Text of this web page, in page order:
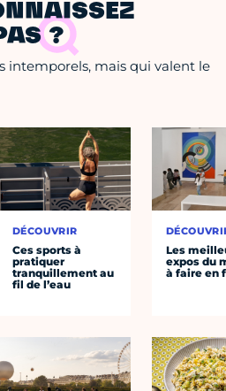
?
intemporels, mais qui valent le
DÉCOUVRIR
Ces sports à
pratiquer
tranquillement au
fil de l’eau
Les
expos du
à faire en